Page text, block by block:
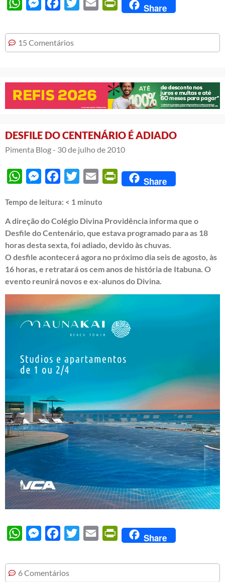
WhatsAppMessengerFacebook
Twitter Email PrintFriendly
Share
15 Comentários
DESFILE DO CENTENÁRIO É ADIADO
Pimenta Blog - 30 de julho de 2010
WhatsAppMessengerFacebook
Twitter Email PrintFriendly
Share
Tempo de leitura: < 1 minuto
A direção do Colégio Divina Providência informa que o
Desfile do Centenário, que estava programado para as 18
horas desta sexta, foi adiado, devido às chuvas.
O desfile acontecerá agora no próximo dia seis de agosto, às
16 horas, e retratará os cem anos de história de Itabuna. O
evento reunirá novos e ex-alunos do Divina.
WhatsAppMessengerFacebook
Twitter Email PrintFriendly
Share
6 Comentários